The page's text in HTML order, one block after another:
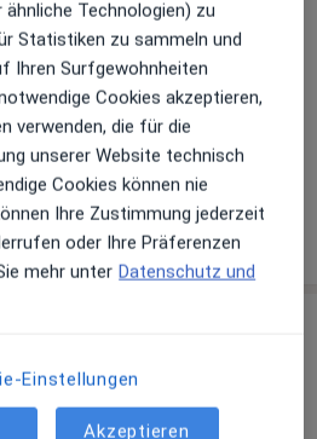
Schmerzspritzen"
Erkrankung oder der
Preisbildung?
Magdeburg
Altstadt, 39104Magdeburg
Technologien) zu
Statistiken zu sammeln und
Ihren Surfgewohnheiten
Cookies akzeptieren,
verwenden, die für die
unserer Website technisch
Cookies können nie
Ihre Zustimmung jederzeit
oder Ihre Präferenzen
mehr unter Datenschutz und
Einstellungen
Akzeptieren